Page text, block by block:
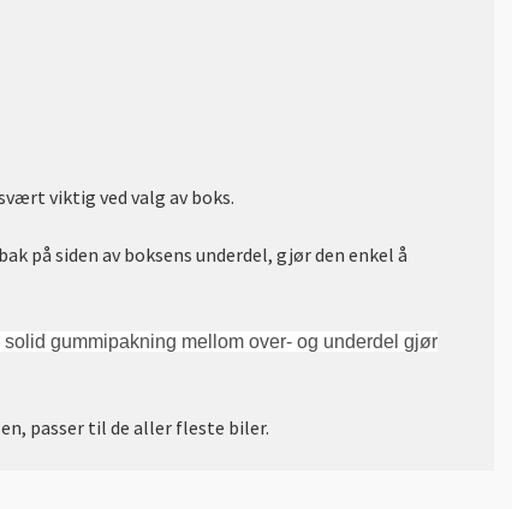
viktig ved valg av boks.
på siden av boksens underdel, gjør den enkel å
gummipakning mellom over- og underdel gjør
passer til de aller fleste biler.